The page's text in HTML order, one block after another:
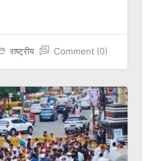
राष्ट्रीय Comment (0)